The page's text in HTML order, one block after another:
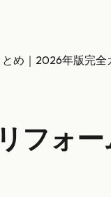
め｜2026年版完全
フォ